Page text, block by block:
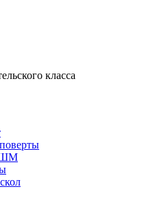
класса